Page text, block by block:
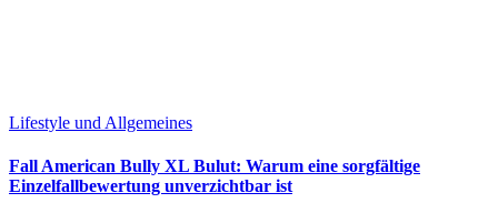
Lifestyle und Allgemeines
Fall American Bully XL Bulut: Warum eine sorgfältige
Einzelfallbewertung unverzichtbar ist